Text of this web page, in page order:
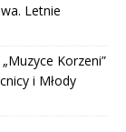
Letnie
Korzeni”
i Młody